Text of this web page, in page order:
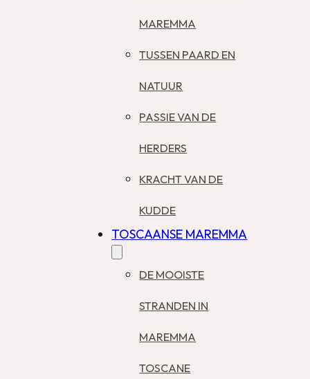
MAREMMA
TUSSEN PAARD EN
NATUUR
PASSIE VAN DE
HERDERS
KRACHT VAN DE
KUDDE
TOSCAANSE MAREMMA
DE MOOISTE
STRANDEN IN
MAREMMA
TOSCANE